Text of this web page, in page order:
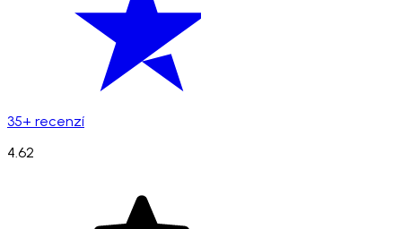
35+ recenzí
4.62